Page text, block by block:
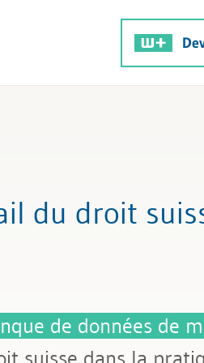
du droit
de données de